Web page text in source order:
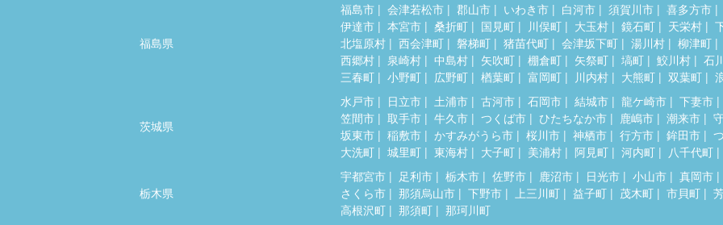
福島県
福島市 会津若松市 郡山市 いわき市 白河市 須賀川市
喜多方市
伊達市
本宮市 桑折町 国見町 川俣町 大玉村 鏡石町 天栄村
北塩原村
西会津町 磐梯町 猪苗代町 会津坂下町 湯川村
柳津町
西郷村
泉崎村 中島村 矢吹町 棚倉町 矢祭町 塙町 鮫川村
石
三春町
小野町 広野町 楢葉町 富岡町 川内村 大熊町 双葉町
茨城県
水戸市 日立市 土浦市 古河市 石岡市 結城市 龍ケ崎市
下妻市
笠間市
取手市 牛久市 つくば市 ひたちなか市 鹿嶋市 潮来市
坂東市
稲敷市 かすみがうら市 桜川市 神栖市 行方市 鉾田市
大洗町
城里町 東海村 大子町 美浦村 阿見町 河内町 八千代町
栃木県
宇都宮市 足利市 栃木市 佐野市 鹿沼市 日光市 小山市
真岡市
さくら市
那須烏山市 下野市 上三川町 益子町 茂木町 市貝町
高根沢町
那須町 那珂川町